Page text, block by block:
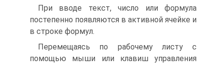
При вводе текст, число или формула
постепенно появляются в активной ячейке и
в строке формул.
Перемещаясь по рабочему листу с
помощью мыши или клавиш управления